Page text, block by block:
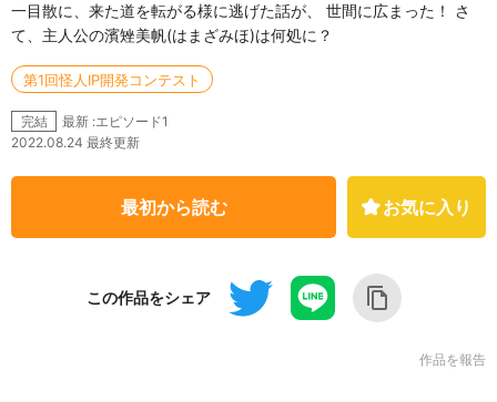
一目散に、来た道を転がる様に逃げた話が、 世間に広まった！ さ
て、主人公の濱矬美帆(はまざみほ)は何処に？
第1回怪人IP開発コンテスト
完結
最新 :エピソード1
2022.08.24 最終更新
最初から読む お気に入り
この作品をシェア
作品を報告